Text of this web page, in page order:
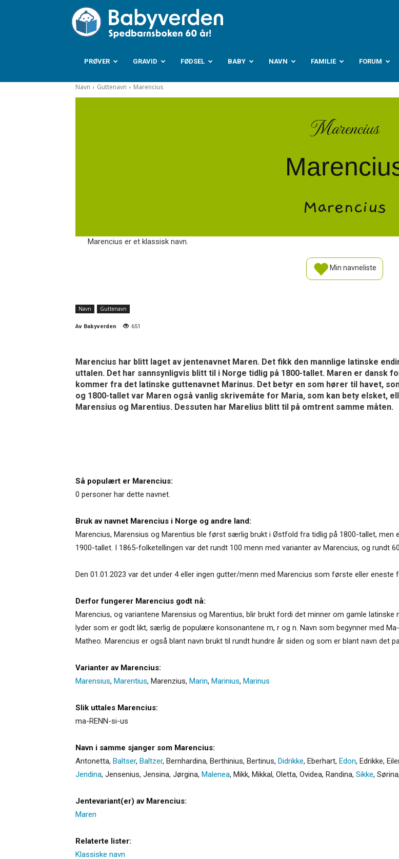
Babyverden.no
PRØVER GRAVID FØDSEL BABY NAVN FAMILIE FORUM
Navn Guttenavn Marencius
Marencius
Marencius
Marencius er et klassisk navn.
Min navneliste
Navn Guttenavn
Av Babyverden 651
Marencius har blitt laget av jentenavnet Maren. Det fikk den mannlige latinske
uttalen. Det har sannsynligvis blitt til i Norge tidlig på 1800-tallet. Maren er dansk
kommer fra det latinske guttenavnet Marinus. Det betyr en som hører til havet,
og 1800-tallet var Maren også vanlig skrivemåte for Maria, som kan bety elsket,
Marensius og Marentius. Dessuten har Marelius blitt til på omtrent samme måten.
Så populært er Marencius:
0 personer har dette navnet.
Bruk av navnet Marencius i Norge og andre land:
Marencius, Marensius og Marentius ble først særlig brukt i Østfold fra tidlig på 1800-tallet,
1900-tallet. I 1865-folketellingen var det rundt 100 menn med varianter av Marencius, og rundt
Den 01.01.2023 var det under 4 eller ingen gutter/menn med Marencius som første eller eneste
Derfor fungerer Marencius godt nå:
Marencius, og variantene Marensius og Marentius, blir brukt fordi det minner om gamle
lyder som er godt likt, særlig de populære konsonantene m, r og n. Navn som begynner med
Matheo. Marencius er også blant navn brukt til rundt hundre år siden og som er blant navn det
Varianter av Marencius:
Marensius, Marentius, Marenzius, Marin, Marinius, Marinus
Slik uttales Marencius:
ma-RENN-si-us
Navn i samme sjanger som Marencius:
Antonetta, Baltser, Baltzer, Bernhardina, Berthinius, Bertinus, Didrikke, Eberhart, Edon, Edrikke,
Jendina, Jensenius, Jensina, Jørgina, Malenea, Mikk, Mikkal, Oletta, Ovidea, Randina, Sikke, Sørina,
Jentevariant(er) av Marencius:
Maren
Relaterte lister:
Klassiske navn